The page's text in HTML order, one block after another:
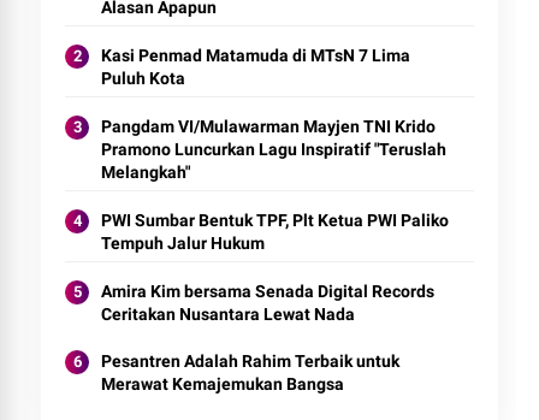
Alasan Apapun
Kasi Penmad Matamuda di MTsN 7 Lima
Puluh Kota
Pangdam VI/Mulawarman Mayjen TNI Krido
Pramono Luncurkan Lagu Inspiratif "Teruslah
Melangkah"
PWI Sumbar Bentuk TPF, Plt Ketua PWI Paliko
Tempuh Jalur Hukum
Amira Kim bersama Senada Digital Records
Ceritakan Nusantara Lewat Nada
Pesantren Adalah Rahim Terbaik untuk
Merawat Kemajemukan Bangsa